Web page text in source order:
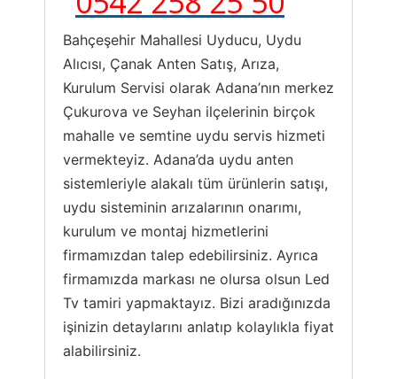
Bahçeşehir Mahallesi Uyducu, Uydu
Alıcısı, Çanak Anten Satış, Arıza,
Kurulum Servisi olarak Adana’nın merkez
Çukurova ve Seyhan ilçelerinin birçok
mahalle ve semtine uydu servis hizmeti
vermekteyiz. Adana’da uydu anten
sistemleriyle alakalı tüm ürünlerin satışı,
uydu sisteminin arızalarının onarımı,
kurulum ve montaj hizmetlerini
firmamızdan talep edebilirsiniz. Ayrıca
firmamızda markası ne olursa olsun Led
Tv tamiri yapmaktayız. Bizi aradığınızda
işinizin detaylarını anlatıp kolaylıkla fiyat
alabilirsiniz.